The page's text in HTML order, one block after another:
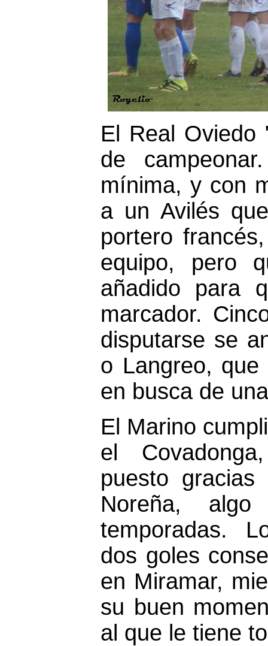
El Real
de
mínima, y con
a un Avilés
portero
equipo, pero
añadido para
marcador.
disputarse se
o Langreo,
en busca de
El Marino
el
puesto
Noreña,
temporadas.
dos goles
en Miramar,
su buen
al que le tiene